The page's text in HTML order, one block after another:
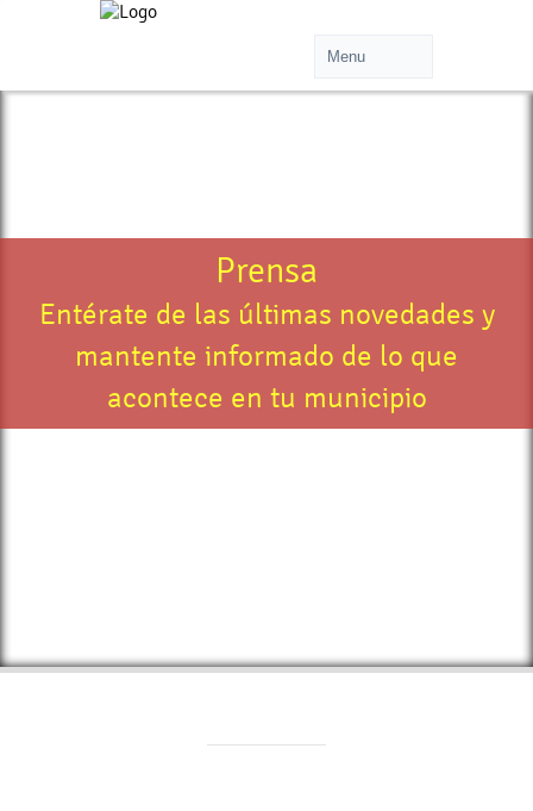
Prensa
Entérate de las últimas novedades y
mantente informado de lo que
acontece en tu municipio